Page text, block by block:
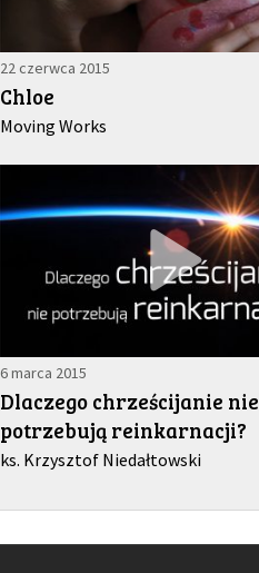
22 czerwca 2015
Chloe
Moving Works
6 marca 2015
Dlaczego chrześcijanie nie
potrzebują reinkarnacji?
ks. Krzysztof Niedałtowski